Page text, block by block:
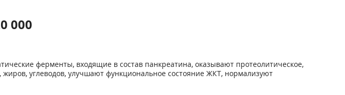
000
ферменты, входящие в состав панкреатина, оказывают протеолитическое,
углеводов, улучшают функциональное состояние ЖКТ, нормализуют